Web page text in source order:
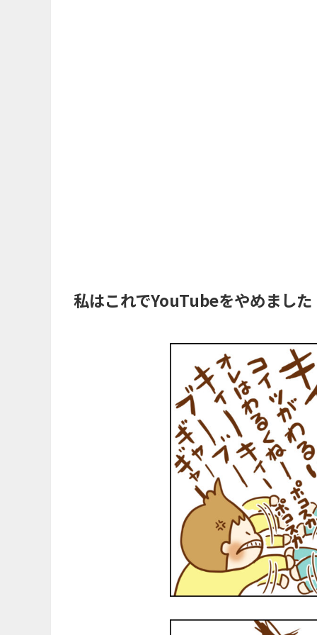
私はこれでYouTubeをやめました